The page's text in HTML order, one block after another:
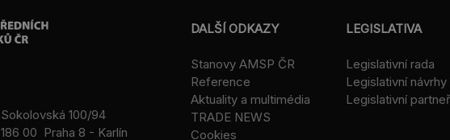
Sokolovská 100/94
186 00 Praha 8 - Karlín
DALŠÍ ODKAZY
Stanovy AMSP ČR
Reference
Aktuality a multimédia
TRADE NEWS
Cookies
LEGISLATIVA
Legislativní rada
Legislativní návrhy
Legislativní